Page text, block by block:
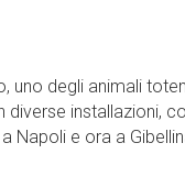
uno degli animali
diverse installazioni,
Napoli e ora a